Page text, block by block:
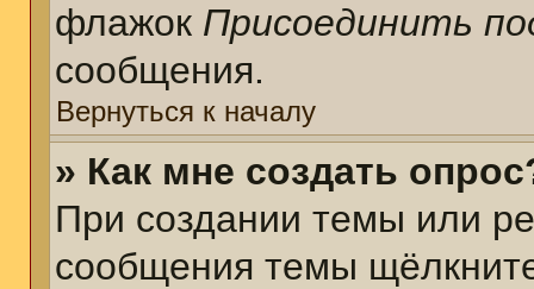
флажок Присоединить
сообщения.
Вернуться к началу
» Как мне создать
При создании темы или
сообщения темы